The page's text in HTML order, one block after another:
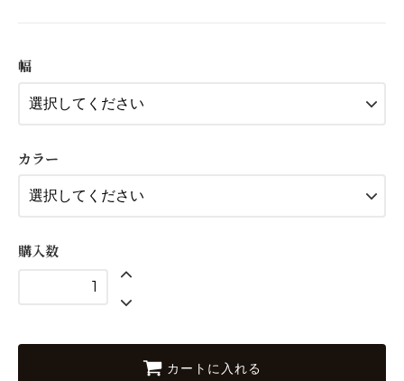
15mm
幅
カラー
購入数
カートに入れる